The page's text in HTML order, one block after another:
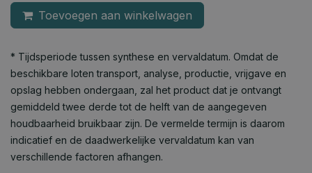
Toevoegen aan winkelwagen
* Tijdsperiode tussen synthese en vervaldatum. Omdat de
beschikbare loten transport, analyse, productie, vrijgave en
opslag hebben ondergaan, zal het product dat je ontvangt
gemiddeld twee derde tot de helft van de aangegeven
houdbaarheid bruikbaar zijn. De vermelde termijn is daarom
indicatief en de daadwerkelijke vervaldatum kan van
verschillende factoren afhangen.